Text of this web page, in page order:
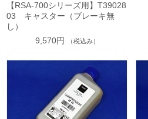
【RSA-700シリーズ用】T39028
03 キャスター（ブレーキ無
し）
9,570円
（税込み）